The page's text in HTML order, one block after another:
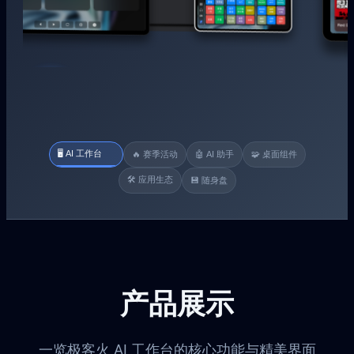
🖥️ AI 工作台 🔥 赛季活动 🤖 AI 助手 🧩 桌面组件
🛠 应用生态 💾 随身盘
产品展示
一览极客火 AI 工作台的核心功能与精美界面